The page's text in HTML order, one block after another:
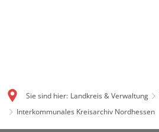
Sie sind hier: Landkreis & Verwaltung
Interkommunales Kreisarchiv Nordhessen